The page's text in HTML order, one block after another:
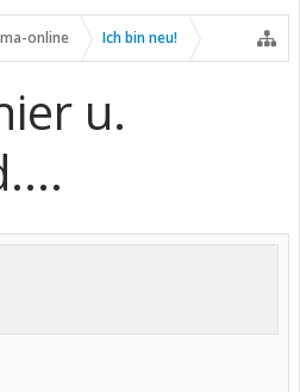
online Ich bin neu!
u.